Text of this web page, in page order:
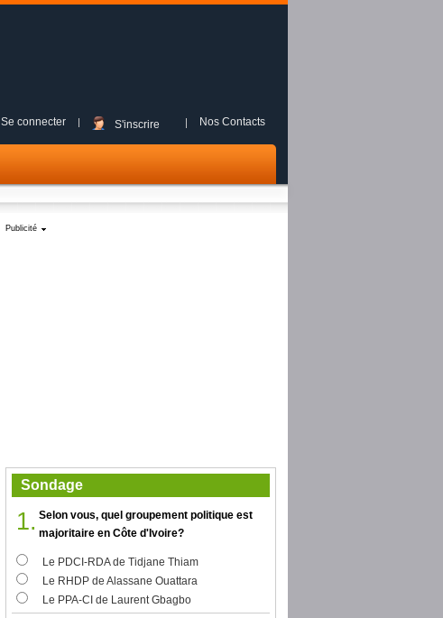
Se connecter S'inscrire Nos Contacts
Publicité
Sondage
Selon vous, quel groupement politique est
majoritaire en Côte d'Ivoire?
1.
Le PDCI-RDA de Tidjane Thiam
Le RHDP de Alassane Ouattara
Le PPA-CI de Laurent Gbagbo